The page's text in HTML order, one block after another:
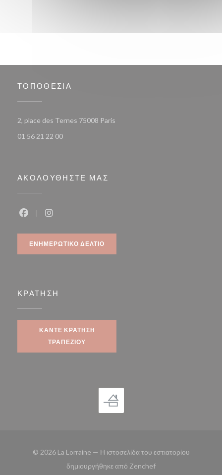
ΤΟΠΟΘΕΣΊΑ
2, place des Ternes 75008 Paris
01 56 21 22 00
ΑΚΟΛΟΥΘΉΣΤΕ ΜΑΣ
ΕΝΗΜΕΡΩΤΙΚΌ ΔΕΛΤΊΟ
ΚΡΆΤΗΣΗ
ΚΆΝΤΕ ΚΡΆΤΗΣΗ
ΤΡΑΠΕΖΙΟΎ
© 2026 La Lorraine — Η ιστοσελίδα του εστιατορίου
δημιουργήθηκε από Zenchef((ανοίγει σε νέο